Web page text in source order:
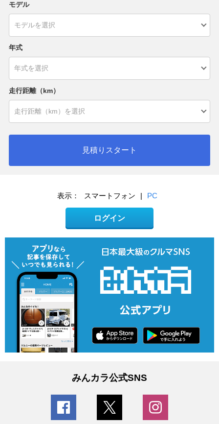
モデル
年式
走行距離（km）
見積りスタート
表示： スマートフォン | PC
ログイン
みんカラ公式SNS